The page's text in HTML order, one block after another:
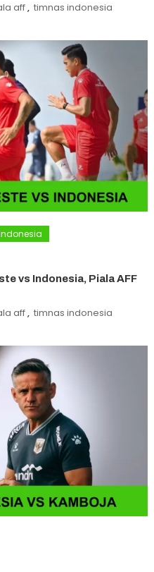
aff, timnas indonesia
vs Indonesia, Piala AFF
aff, timnas indonesia